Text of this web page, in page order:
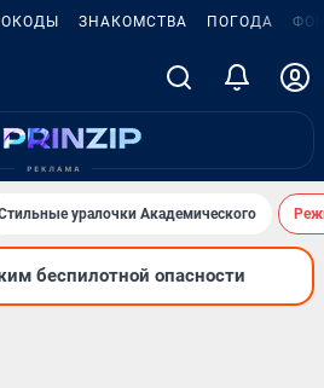
ЗНАКОМСТВА ПОГОДА
уралочки Академического
беспилотной опасности